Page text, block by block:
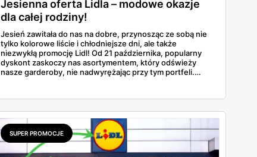
Jesienna oferta Lidla – modowe okazje
dla całej rodziny!
Jesień zawitała do nas na dobre, przynosząc ze sobą nie
tylko kolorowe liście i chłodniejsze dni, ale także
niezwykłą promocję Lidl! Od 21 października, popularny
dyskont zaskoczy nas asortymentem, który odświeży
nasze garderoby, nie nadwyrężając przy tym portfeli.
SUPER PROMOCJE